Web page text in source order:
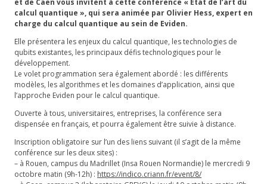
et de Caen vous invitent à cette conférence « État de l’art du
calcul quantique », qui sera animée par Olivier Hess, expert en
charge du calcul quantique au sein de Eviden.
Elle présentera les enjeux du calcul quantique, les technologies de
qubits existantes, les principaux défis technologiques pour le
développement.
Le volet programmation sera également abordé : les différents
modèles, les algorithmes et les domaines d’application, ainsi que
l’approche Eviden pour le calcul quantique.
Ouverte à tous, universitaires, entreprises, la conférence sera
dispensée en français, et pourra également être suivie à distance.
Inscription obligatoire sur l’un des liens suivant (il s’agit de la même
conférence sur les deux sites) :
– à Rouen, campus du Madrillet (Insa Rouen Normandie) le mercredi 9
octobre matin (9h-12h) : https://indico.criann.fr/event/8/